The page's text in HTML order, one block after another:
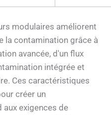
modulaires améliorent
la contamination grâce à
avancée, d'un flux
intégrée et
Ces caractéristiques
créer un
aux exigences de